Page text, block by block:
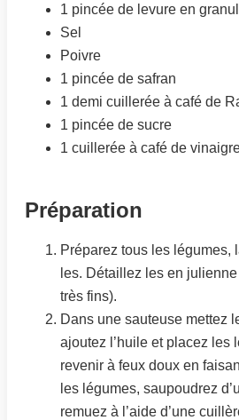
1 pincée de levure en
Sel
Poivre
1 pincée de safran
1 demi cuillerée à café de
1 pincée de sucre
1 cuillerée à café de
Préparation
Préparez tous les légumes,
les. Détaillez les en
très fins).
Dans une sauteuse mettez
ajoutez l’huile et placez les
revenir à feux doux en
les légumes, saupoudrez
remuez à l’aide d’une